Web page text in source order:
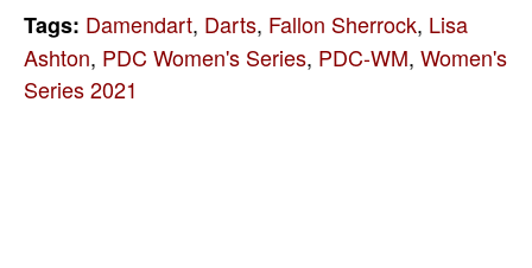
Tags: Damendart, Darts, Fallon Sherrock, Lisa
Ashton, PDC Women's Series, PDC-WM, Women's
Series 2021